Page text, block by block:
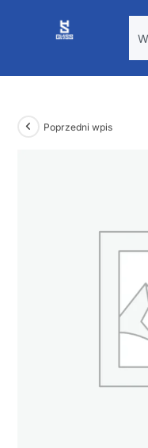
Poprzedni wpis